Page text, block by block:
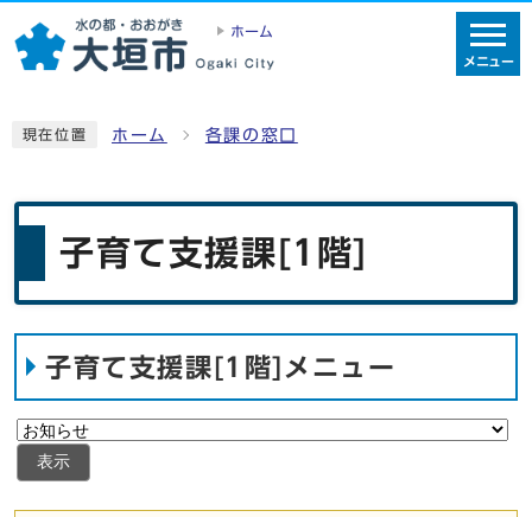
ホーム
メニュー
現在位置 ホーム 各課の窓口
子育て支援課[1階]
子育て支援課[1階]メニュー
表示